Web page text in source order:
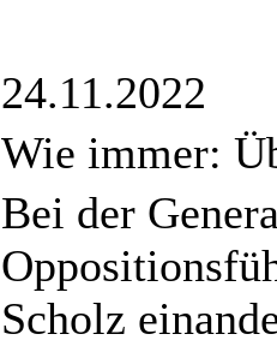
24.11.2022
Wie immer:
Bei der
Scholz